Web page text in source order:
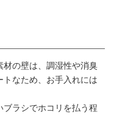
の壁は、調湿性や消臭
なため、お手入れには
ブラシでホコリを払う程